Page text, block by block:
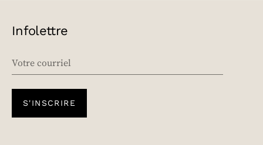
Infolettre
S'INSCRIRE